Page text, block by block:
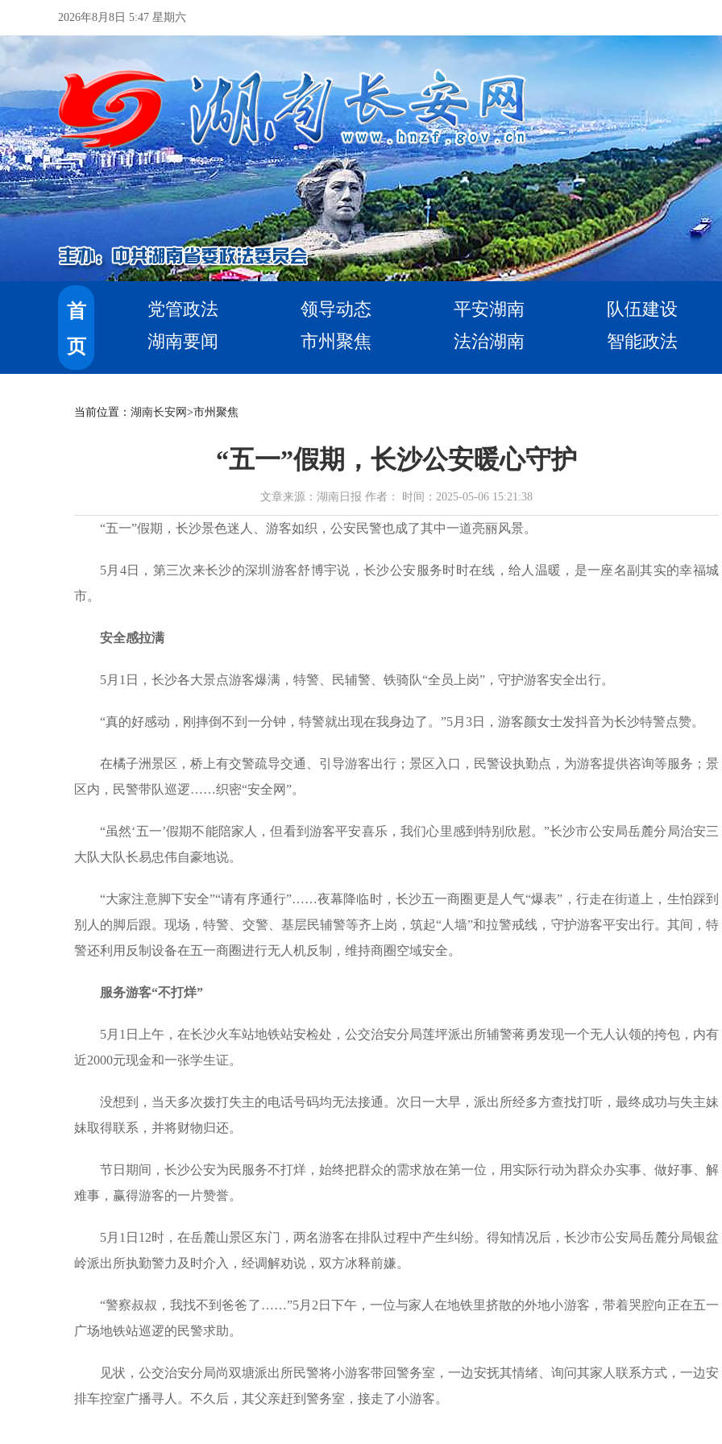
2026年8月8日 5:47 星期六
首
页
党管政法 领导动态 平安湖南
队伍建设
湖南要闻
市州聚焦 法治湖南 智能政法
当前位置： 湖南长安网 >市州聚焦
“五一”假期，长沙公安暖心守护
文章来源：湖南日报 作者： 时间：2025-05-06 15:21:38
“五一”假期，长沙景色迷人、游客如织，公安民警也成了其中一道亮丽风景。
5月4日，第三次来长沙的深圳游客舒博宇说，长沙公安服务时时在线，给人温暖，是一座名副其实的幸福城
市。
安全感拉满
5月1日，长沙各大景点游客爆满，特警、民辅警、铁骑队“全员上岗”，守护游客安全出行。
“真的好感动，刚摔倒不到一分钟，特警就出现在我身边了。”5月3日，游客颜女士发抖音为长沙特警点赞。
在橘子洲景区，桥上有交警疏导交通、引导游客出行；景区入口，民警设执勤点，为游客提供咨询等服务；景
区内，民警带队巡逻……织密“安全网”。
“虽然‘五一’假期不能陪家人，但看到游客平安喜乐，我们心里感到特别欣慰。”长沙市公安局岳麓分局治安三
大队大队长易忠伟自豪地说。
“大家注意脚下安全”“请有序通行”……夜幕降临时，长沙五一商圈更是人气“爆表”，行走在街道上，生怕踩到
别人的脚后跟。现场，特警、交警、基层民辅警等齐上岗，筑起“人墙”和拉警戒线，守护游客平安出行。其间，特
警还利用反制设备在五一商圈进行无人机反制，维持商圈空域安全。
服务游客“不打烊”
5月1日上午，在长沙火车站地铁站安检处，公交治安分局莲坪派出所辅警蒋勇发现一个无人认领的挎包，内有
近2000元现金和一张学生证。
没想到，当天多次拨打失主的电话号码均无法接通。次日一大早，派出所经多方查找打听，最终成功与失主妹
妹取得联系，并将财物归还。
节日期间，长沙公安为民服务不打烊，始终把群众的需求放在第一位，用实际行动为群众办实事、做好事、解
难事，赢得游客的一片赞誉。
5月1日12时，在岳麓山景区东门，两名游客在排队过程中产生纠纷。得知情况后，长沙市公安局岳麓分局银盆
岭派出所执勤警力及时介入，经调解劝说，双方冰释前嫌。
“警察叔叔，我找不到爸爸了……”5月2日下午，一位与家人在地铁里挤散的外地小游客，带着哭腔向正在五一
广场地铁站巡逻的民警求助。
见状，公交治安分局尚双塘派出所民警将小游客带回警务室，一边安抚其情绪、询问其家人联系方式，一边安
排车控室广播寻人。不久后，其父亲赶到警务室，接走了小游客。